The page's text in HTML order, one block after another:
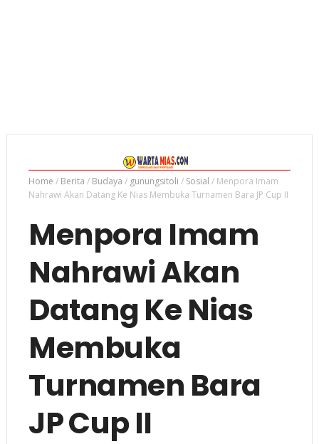
Home / Berita / Budaya / gunungsitoli / Sosial / Menpora Imam
Nahrawi Akan Datang Ke Nias Membuka Turnamen Bara JP Cup II
Menpora Imam
Nahrawi Akan
Datang Ke Nias
Membuka
Turnamen Bara
JP Cup II